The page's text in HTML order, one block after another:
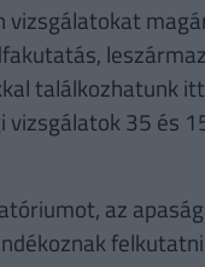
vizsgálatokat
találkozhatunk
35 és
az